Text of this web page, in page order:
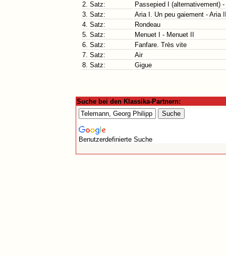
2. Satz:
Passepied I (alternativement)
3. Satz:
Aria I. Un peu gaiement - Aria
4. Satz:
Rondeau
5. Satz:
Menuet I - Menuet II
6. Satz:
Fanfare. Très vite
7. Satz:
Air
8. Satz:
Gigue
Suche bei den Klassika-Partnern:
Benutzerdefinierte Suche